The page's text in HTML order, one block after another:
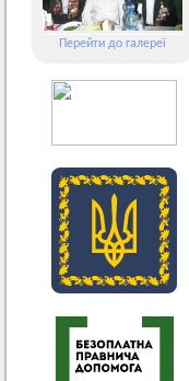
Перейти до галереї